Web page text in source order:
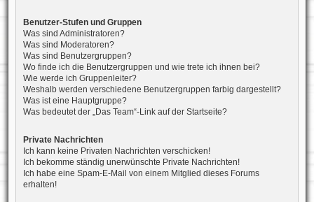
Benutzer-Stufen und Gruppen
Was sind Administratoren?
Was sind Moderatoren?
Was sind Benutzergruppen?
Wo finde ich die Benutzergruppen und wie trete ich ihnen bei?
Wie werde ich Gruppenleiter?
Weshalb werden verschiedene Benutzergruppen farbig dargestellt?
Was ist eine Hauptgruppe?
Was bedeutet der „Das Team“-Link auf der Startseite?
Private Nachrichten
Ich kann keine Privaten Nachrichten verschicken!
Ich bekomme ständig unerwünschte Private Nachrichten!
Ich habe eine Spam-E-Mail von einem Mitglied dieses Forums
erhalten!